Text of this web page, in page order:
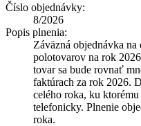
Číslo objednávky:
8/2026
Popis plnenia:
Záväzná objednávka
polotovarov na rok
tovar sa bude rovnať
faktúrach za rok 2026.
celého roka, ku
telefonicky. Plnenie
roka.